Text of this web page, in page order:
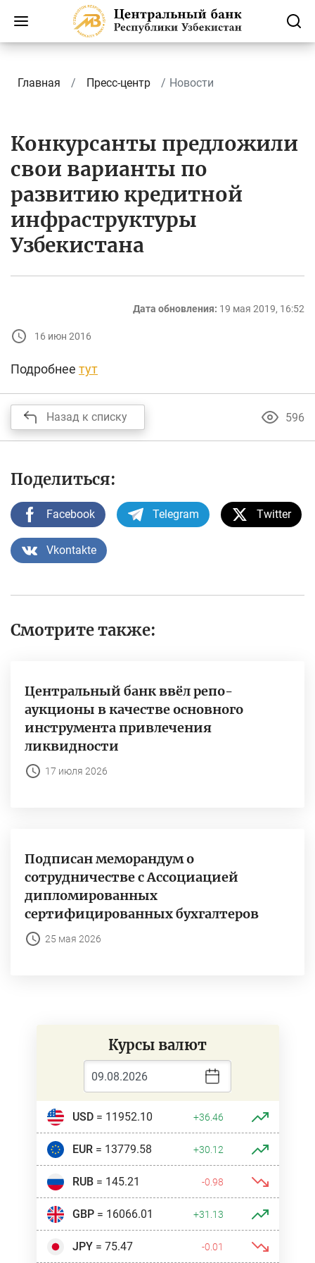
Главная Пресс-центр Новости
Конкурсанты предложили
свои варианты по
развитию кредитной
инфраструктуры
Узбекистана
Дата обновления: 19 мая 2019, 16:52
16 июн 2016
Подробнее тут
Назад к списку 596
Поделиться:
Facebook Telegram Twitter
Vkontakte
Смотрите также:
Центральный банк ввёл репо-
аукционы в качестве основного
инструмента привлечения
ликвидности
17 июля 2026
Подписан меморандум о
сотрудничестве с Ассоциацией
дипломированных
сертифицированных бухгалтеров
25 мая 2026
Курсы валют
USD= 11952.10 +36.46
EUR= 13779.58 +30.12
RUB= 145.21 -0.98
GBP= 16066.01 +31.13
JPY= 75.47 -0.01